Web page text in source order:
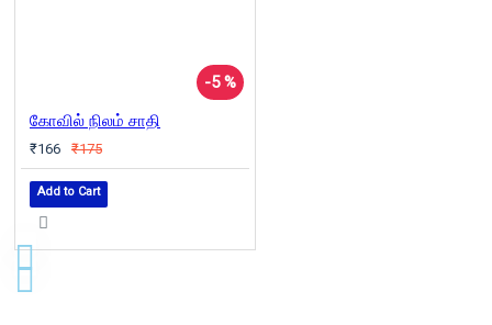
-5 %
கோவில் நிலம் சாதி
₹166 ₹175
Add to Cart